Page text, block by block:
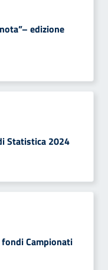
edizione
Statistica 2024
Campionati